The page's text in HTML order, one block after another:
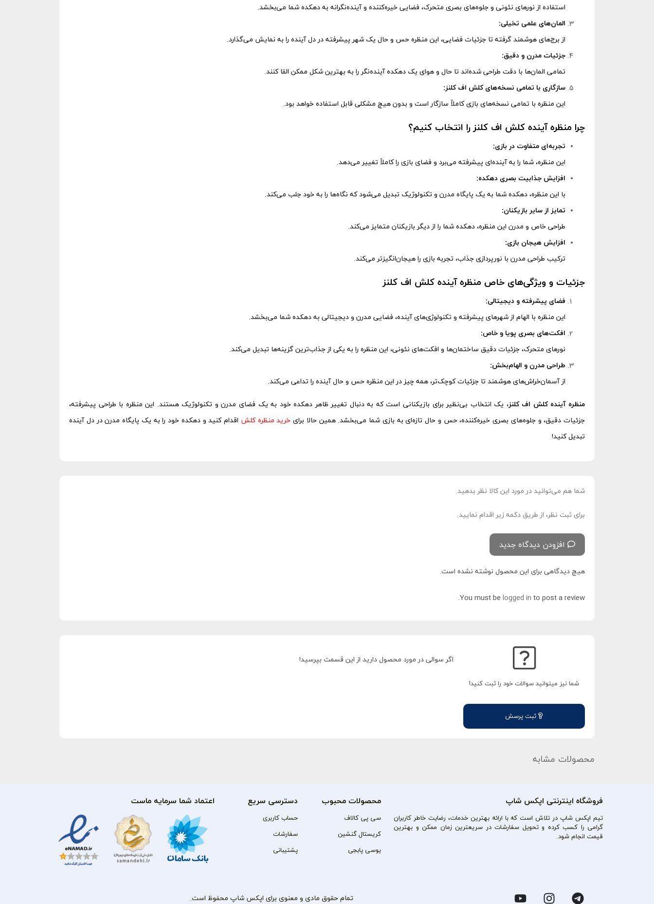
استفاده از نورهای نئونی و جلوه‌های بصری متحرک، فضایی خیره‌کننده و آینده‌نگرانه به دهکده شما می‌بخشد.
المان‌های علمی تخیلی:
از برج‌های هوشمند گرفته تا جزئیات فضایی، این منظره حس و حال یک شهر پیشرفته در دل آینده را به نمایش می‌گذارد.
جزئیات مدرن و دقیق:
تمامی المان‌ها با دقت طراحی شده‌اند تا حال و هوای یک دهکده آینده‌نگر را به بهترین شکل ممکن القا کنند.
سازگاری با تمامی نسخه‌های کلش اف کلنز:
این منظره با تمامی نسخه‌های بازی کاملاً سازگار است و بدون هیچ مشکلی قابل استفاده خواهد بود.
چرا منظره آینده کلش اف کلنز را انتخاب کنیم؟
تجربه‌ای متفاوت در بازی:
این منظره، شما را به آینده‌ای پیشرفته می‌برد و فضای بازی را کاملاً تغییر می‌دهد.
افزایش جذابیت بصری دهکده:
با این منظره، دهکده شما به یک پایگاه مدرن و تکنولوژیک تبدیل می‌شود که نگاه‌ها را به خود جلب می‌کند.
تمایز از سایر بازیکنان:
طراحی خاص و مدرن این منظره، دهکده شما را از دیگر بازیکنان متمایز می‌کند.
افزایش هیجان بازی:
ترکیب طراحی مدرن با نورپردازی جذاب، تجربه بازی را هیجان‌انگیزتر می‌کند.
جزئیات و ویژگی‌های خاص منظره آینده کلش اف کلنز
فضای پیشرفته و دیجیتالی:
این منظره با الهام از شهرهای پیشرفته و تکنولوژی‌های آینده، فضایی مدرن و دیجیتالی به دهکده شما می‌بخشد.
افکت‌های بصری پویا و خاص:
نورهای متحرک، جزئیات دقیق ساختمان‌ها و افکت‌های نئونی، این منظره را به یکی از جذاب‌ترین گزینه‌ها تبدیل می‌کند.
طراحی مدرن و الهام‌بخش:
از آسمان‌خراش‌های هوشمند تا جزئیات کوچک‌تر، همه چیز در این منظره حس و حال آینده را تداعی می‌کند.
منظره آینده کلش اف کلنز، یک انتخاب بی‌نظیر برای بازیکنانی است که به دنبال تغییر ظاهر دهکده خود به یک فضای مدرن و تکنولوژیک هستند. این منظره با طراحی پیشرفته،
جزئیات دقیق، و جلوه‌های بصری خیره‌کننده، حس و حال تازه‌ای به بازی شما می‌بخشد. همین حالا برای خرید منظره کلش اقدام کنید و دهکده خود را به یک پایگاه مدرن در دل آینده
تبدیل کنید!
شما هم می‌توانید در مورد این کالا نظر بدهید.
برای ثبت نظر، از طریق دکمه زیر اقدام نمایید.
افزودن دیدگاه جدید
هیچ دیدگاهی برای این محصول نوشته نشده است.
You must be logged in to post a review.
شما نیز میتوانید سوالات خود را ثبت کنید!
اگر سوالی در مورد محصول دارید از این قسمت بپرسید!
محصولات مشابه
فروشگاه اینترنتی اپکس شاپ
تیم اپکس شاپ در تلاش است که با ارائه بهترین خدمات، رضایت خاطر کاربران
گرامی را کسب کرده و تحویل سفارشات در سریعترین زمان ممکن و بهترین
قیمت انجام شود.
محصولات محبوب
سی پی کالاف
کریستال گنشین
یوسی پابجی
دسترسی سریع
حساب کاربری
سفارشات
پشتیبانی
اعتماد شما سرمایه ماست
تمام حقوق مادی و معنوی برای اپکس شاپ محفوظ است.